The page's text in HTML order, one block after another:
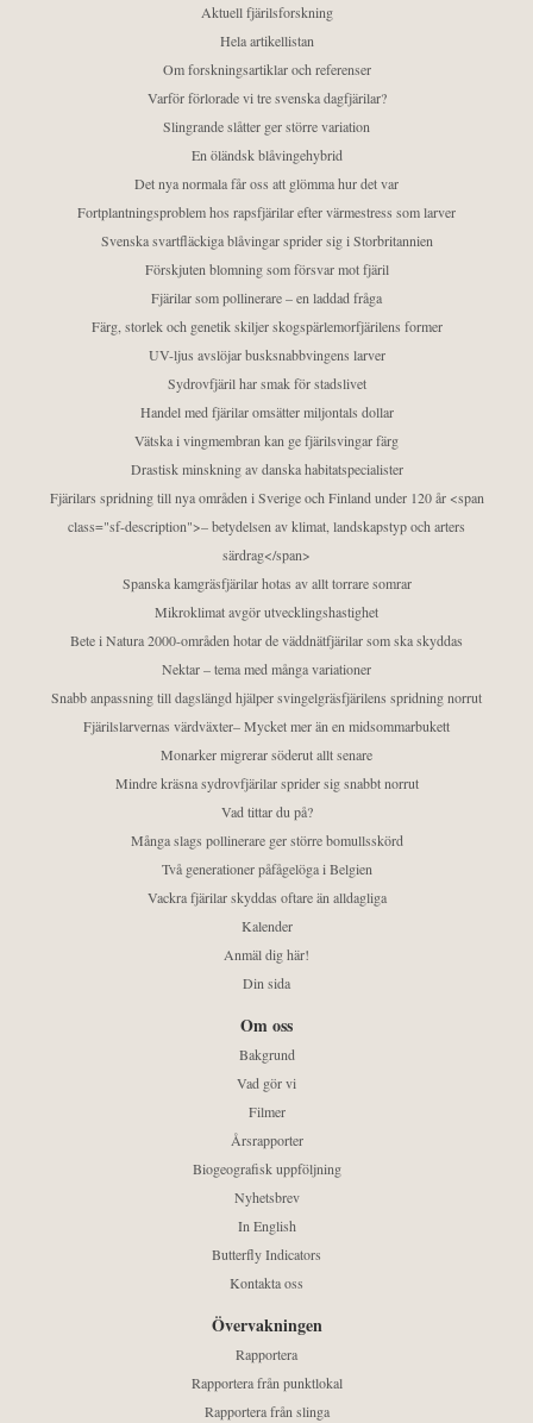
Aktuell fjärilsforskning
Hela artikellistan
Om forskningsartiklar och referenser
Varför förlorade vi tre svenska dagfjärilar?
Slingrande slåtter ger större variation
En öländsk blåvingehybrid
Det nya normala får oss att glömma hur det var
Fortplantningsproblem hos rapsfjärilar efter värmestress som larver
Svenska svartfläckiga blåvingar sprider sig i Storbritannien
Förskjuten blomning som försvar mot fjäril
Fjärilar som pollinerare – en laddad fråga
Färg, storlek och genetik skiljer skogspärlemorfjärilens former
UV-ljus avslöjar busksnabbvingens larver
Sydrovfjäril har smak för stadslivet
Handel med fjärilar omsätter miljontals dollar
Vätska i vingmembran kan ge fjärilsvingar färg
Drastisk minskning av danska habitatspecialister
Fjärilars spridning till nya områden i Sverige och Finland under 120 år <span
class="sf-description">– betydelsen av klimat, landskapstyp och arters
särdrag</span>
Spanska kamgräsfjärilar hotas av allt torrare somrar
Mikroklimat avgör utvecklingshastighet
Bete i Natura 2000-områden hotar de väddnätfjärilar som ska skyddas
Nektar – tema med många variationer
Snabb anpassning till dagslängd hjälper svingelgräsfjärilens spridning norrut
Fjärilslarvernas värdväxter– Mycket mer än en midsommarbukett
Monarker migrerar söderut allt senare
Mindre kräsna sydrovfjärilar sprider sig snabbt norrut
Vad tittar du på?
Många slags pollinerare ger större bomullsskörd
Två generationer påfågelöga i Belgien
Vackra fjärilar skyddas oftare än alldagliga
Kalender
Anmäl dig här!
Din sida
Om oss
Bakgrund
Vad gör vi
Filmer
Årsrapporter
Biogeografisk uppföljning
Nyhetsbrev
In English
Butterfly Indicators
Kontakta oss
Övervakningen
Rapportera
Rapportera från punktlokal
Rapportera från slinga